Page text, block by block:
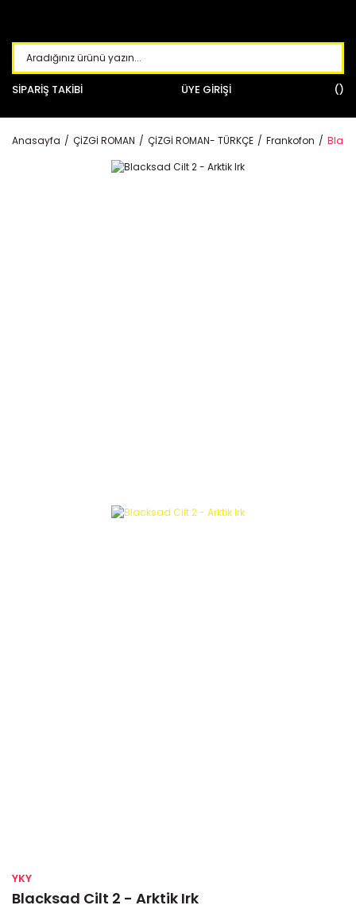
SİPARİŞ TAKİBİ ÜYE GİRİŞİ
Anasayfa ÇİZGİ ROMAN ÇİZGİ ROMAN- TÜRKÇE Frankofon
YKY
Blacksad Cilt 2 - Arktik Irk